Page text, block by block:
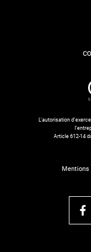
L'autorisation
Article 612-14
Mentions